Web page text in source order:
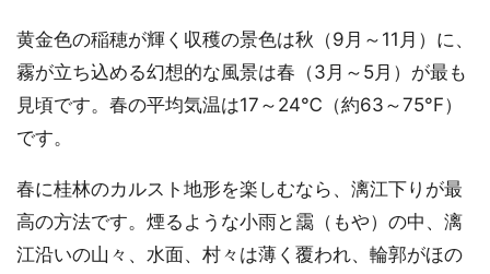
黄金色の稲穂が輝く収穫の景色は秋（9月～11月）に、
霧が立ち込める幻想的な風景は春（3月～5月）が最も
見頃です。春の平均気温は17～24℃（約63～75°F）
です。
春に桂林のカルスト地形を楽しむなら、漓江下りが最
高の方法です。煙るような小雨と靄（もや）の中、漓
江沿いの山々、水面、村々は薄く覆われ、輪郭がほの